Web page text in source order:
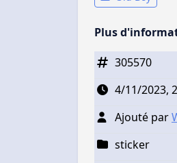
Plus
305570
4/11/2023,
Ajouté par
sticker